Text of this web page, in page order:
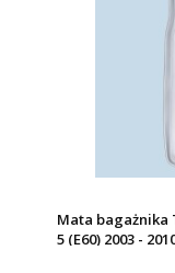
Mata bagażnika
5 (E60) 2003 -